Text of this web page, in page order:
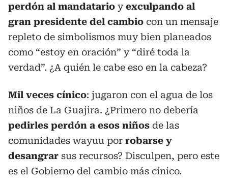
perdón al mandatario yexculpando al
gran presidente del cambio con un mensaje
repleto de simbolismos muy bien planeados
como “estoy en oración” y “diré toda la
verdad”. ¿A quién le cabe eso en la cabeza?
Mil veces cínico: jugaron con el agua de los
niños de La Guajira. ¿Primero no debería
pedirles perdón a esos niños de las
comunidades wayuu por robarse y
desangrar sus recursos? Disculpen, pero este
es el Gobierno del cambio más cínico.